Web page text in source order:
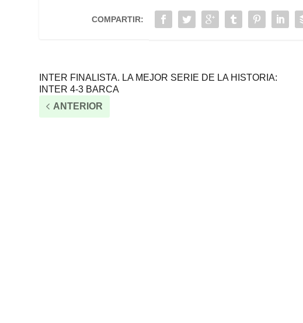
COMPARTIR:
INTER FINALISTA. LA MEJOR SERIE DE LA HISTORIA:
INTER 4-3 BARCA
ANTERIOR